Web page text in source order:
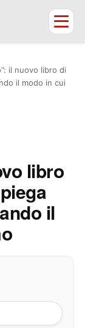
il nuovo libro di
il modo in cui
libro
il